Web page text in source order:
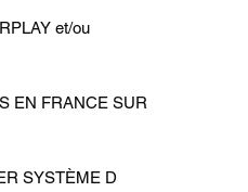
et/ou
EN FRANCE SUR
SYSTÈME D